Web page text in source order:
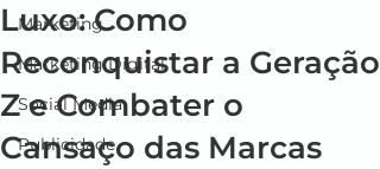
Marketing
Marketing Digital
Social Media
Publicidade
Luxo: Como
Reconquistar a Geração
Z e Combater o
Cansaço das Marcas